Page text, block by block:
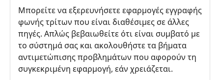
Μπορείτε να εξερευνήσετε εφαρμογές εγγραφής
φωνής τρίτων που είναι διαθέσιμες σε άλλες
πηγές. Απλώς βεβαιωθείτε ότι είναι συμβατό με
το σύστημά σας και ακολουθήστε τα βήματα
αντιμετώπισης προβλημάτων που αφορούν τη
συγκεκριμένη εφαρμογή, εάν χρειάζεται.